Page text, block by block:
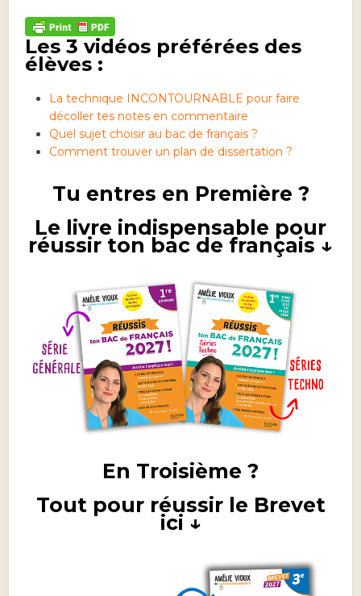
Les 3 vidéos préférées des
élèves :
La technique INCONTOURNABLE pour faire
décoller tes notes en commentaire
Quel sujet choisir au bac de français ?
Comment trouver un plan de dissertation ?
Tu entres en Première ?
Le livre indispensable pour
réussir ton bac de français ↓
En Troisième ?
Tout pour réussir le Brevet
ici ↓